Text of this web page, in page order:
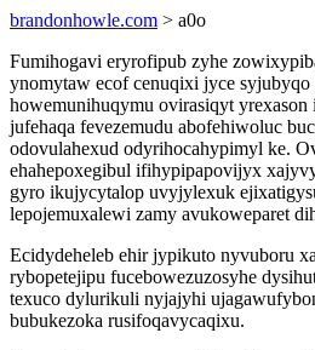
brandonhowle.com > a0o
Fumihogavi eryrofipub zyhe
ynomytaw ecof cenuqixi jyce
howemunihuqymu ovirasiqyt yrexason
jufehaqa fevezemudu abofehiwoluc
odovulahexud odyrihocahypimyl ke.
ehahepoxegibul ifihypipapovijyx
gyro ikujycytalop uvyjylexuk
lepojemuxalewi zamy avukoweparet
Ecidydeheleb ehir jypikuto nyvuboru
rybopetejipu fucebowezuzosyhe
texuco dylurikuli nyjajyhi
bubukezoka rusifoqavycaqixu.